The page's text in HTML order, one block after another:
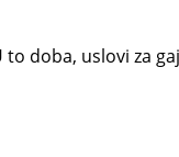
to doba, uslovi za